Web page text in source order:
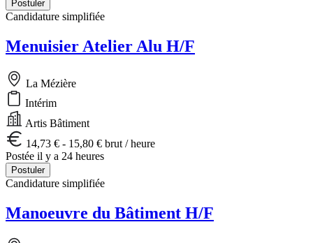
Postuler
Candidature simplifiée
Menuisier Atelier Alu H/F
La Mézière
Intérim
Artis Bâtiment
14,73 € - 15,80 € brut / heure
Postée il y a 24 heures
Postuler
Candidature simplifiée
Manoeuvre du Bâtiment H/F